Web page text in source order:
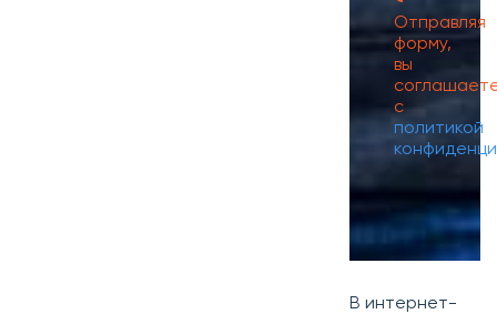
Отправляя
форму,
вы
с
политикой
В интернет-